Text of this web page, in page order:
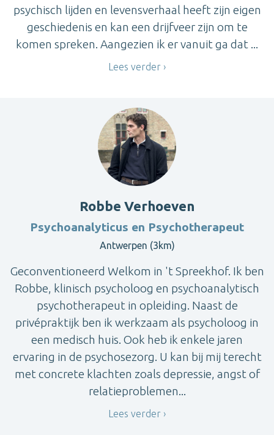
psychisch lijden en levensverhaal heeft zijn eigen
geschiedenis en kan een drijfveer zijn om te
komen spreken. Aangezien ik er vanuit ga dat ...
Lees verder
Robbe Verhoeven
Psychoanalyticus en Psychotherapeut
Antwerpen (3km)
Geconventioneerd Welkom in 't Spreekhof. Ik ben
Robbe, klinisch psycholoog en psychoanalytisch
psychotherapeut in opleiding. Naast de
privépraktijk ben ik werkzaam als psycholoog in
een medisch huis. Ook heb ik enkele jaren
ervaring in de psychosezorg. U kan bij mij terecht
met concrete klachten zoals depressie, angst of
relatieproblemen...
Lees verder